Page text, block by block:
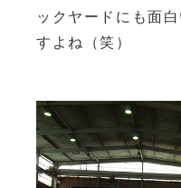
ックヤードにも面
すよね（笑）